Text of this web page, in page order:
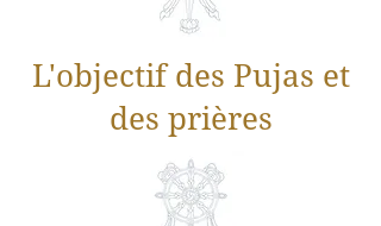
L'objectif des Pujas et
des prières